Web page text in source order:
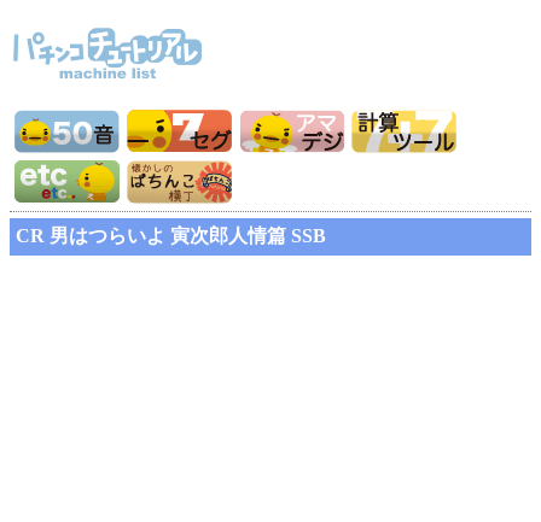
CR 男はつらいよ 寅次郎人情篇 SSB